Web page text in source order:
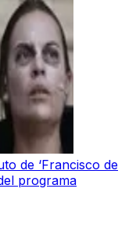
de ‘Francisco de
programa